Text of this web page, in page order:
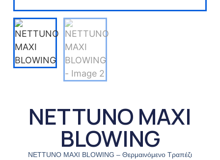
NETTUNO MAXI
BLOWING
NETTUNO MAXI BLOWING – Θερμαινόμενο Τραπέζι